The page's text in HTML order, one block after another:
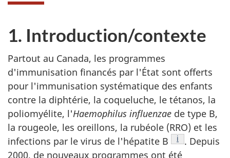
1. Introduction/contexte
Partout au Canada, les programmes
d'immunisation financés par l'État sont offerts
pour l'immunisation systématique des enfants
contre la diphtérie, la coqueluche, le tétanos, la
poliomyélite, l'Haemophilus influenzae de type B,
la rougeole, les oreillons, la rubéole (RRO) et les
infections par le virus de l'hépatite B
Note de bas
i
. Depuis
2000, de nouveaux programmes ont été